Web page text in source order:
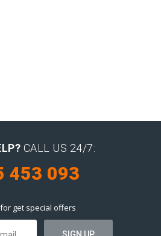
CALL US 24/7:
453 093
get special offers